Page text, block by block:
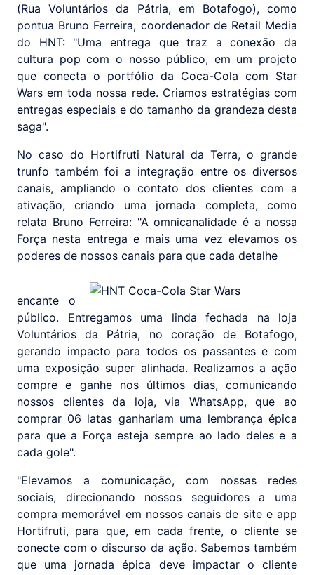
(Rua Voluntários da Pátria, em Botafogo), como
pontua Bruno Ferreira, coordenador de Retail Media
do HNT: "Uma entrega que traz a conexão da
cultura pop com o nosso público, em um projeto
que conecta o portfólio da Coca-Cola com Star
Wars em toda nossa rede. Criamos estratégias com
entregas especiais e do tamanho da grandeza desta
saga".
No caso do Hortifruti Natural da Terra, o grande
trunfo também foi a integração entre os diversos
canais, ampliando o contato dos clientes com a
ativação, criando uma jornada completa, como
relata Bruno Ferreira: "A omnicanalidade é a nossa
Força nesta entrega e mais uma vez elevamos os
poderes de nossos canais para que cada detalhe
encante o
público. Entregamos uma linda fechada na loja
Voluntários da Pátria, no coração de Botafogo,
gerando impacto para todos os passantes e com
uma exposição super alinhada. Realizamos a ação
compre e ganhe nos últimos dias, comunicando
nossos clientes da loja, via WhatsApp, que ao
comprar 06 latas ganhariam uma lembrança épica
para que a Força esteja sempre ao lado deles e a
cada gole".
"Elevamos a comunicação, com nossas redes
sociais, direcionando nossos seguidores a uma
compra memorável em nossos canais de site e app
Hortifruti, para que, em cada frente, o cliente se
conecte com o discurso da ação. Sabemos também
que uma jornada épica deve impactar o cliente